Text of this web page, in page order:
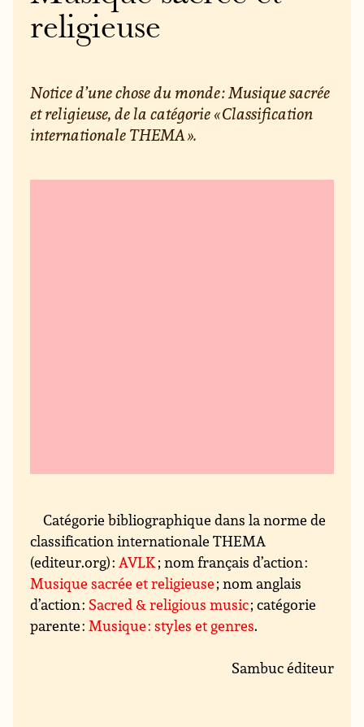
religieuse
Notice d’une chose du monde : Musique sacrée
et religieuse, de la catégorie « Classification
internationale THEMA ».
Catégorie bibliographique dans la norme de
classification internationale THEMA
(editeur.org) :AVLK; nom français d’action :
Musique sacrée et religieuse; nom anglais
d’action : Sacred & religious music; catégorie
parente :Musique : styles et genres.
Sambuc éditeur